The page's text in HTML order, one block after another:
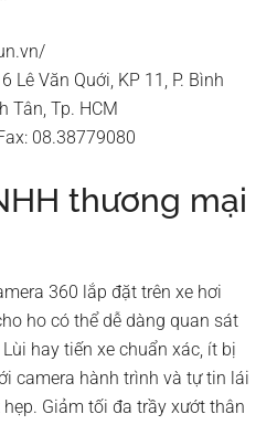
Lê Văn Quới, KP 11, P. Bình
Tân, Tp. HCM
08.38779080
thương mại
360 lắp đặt trên xe hơi
ho có thể dễ dàng quan sát
hay tiến xe chuẩn xác, ít bị
camera hành trình và tự tin lái
Giảm tối đa trầy xướt thân